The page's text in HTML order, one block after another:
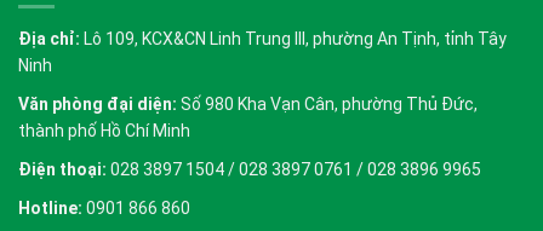
Địa chỉ: Lô 109, KCX&CN Linh Trung III, phường An Tịnh, tỉnh Tây
Ninh
Văn phòng đại diện: Số 980 Kha Vạn Cân, phường Thủ Đức,
thành phố Hồ Chí Minh
Điện thoại: 028 3897 1504 / 028 3897 0761 / 028 3896 9965
Hotline: 0901 866 860